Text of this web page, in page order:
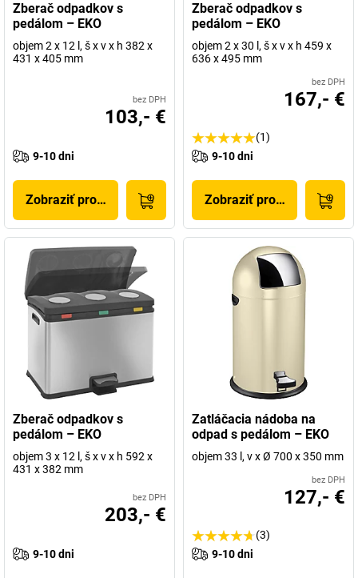
Zberač odpadkov s
pedálom – EKO
objem 2 x 12 l, š x v x h 382 x
431 x 405 mm
bez DPH
103,- €
9-10 dni
Zobraziť produkt
Zberač odpadkov s
pedálom – EKO
objem 2 x 30 l, š x v x h 459 x
636 x 495 mm
bez DPH
167,- €
(1)
9-10 dni
Zobraziť produkt
Zberač odpadkov s
pedálom – EKO
objem 3 x 12 l, š x v x h 592 x
431 x 382 mm
bez DPH
203,- €
9-10 dni
Zatláčacia nádoba na
odpad s pedálom – EKO
objem 33 l, v x Ø 700 x 350 mm
bez DPH
127,- €
(3)
9-10 dni